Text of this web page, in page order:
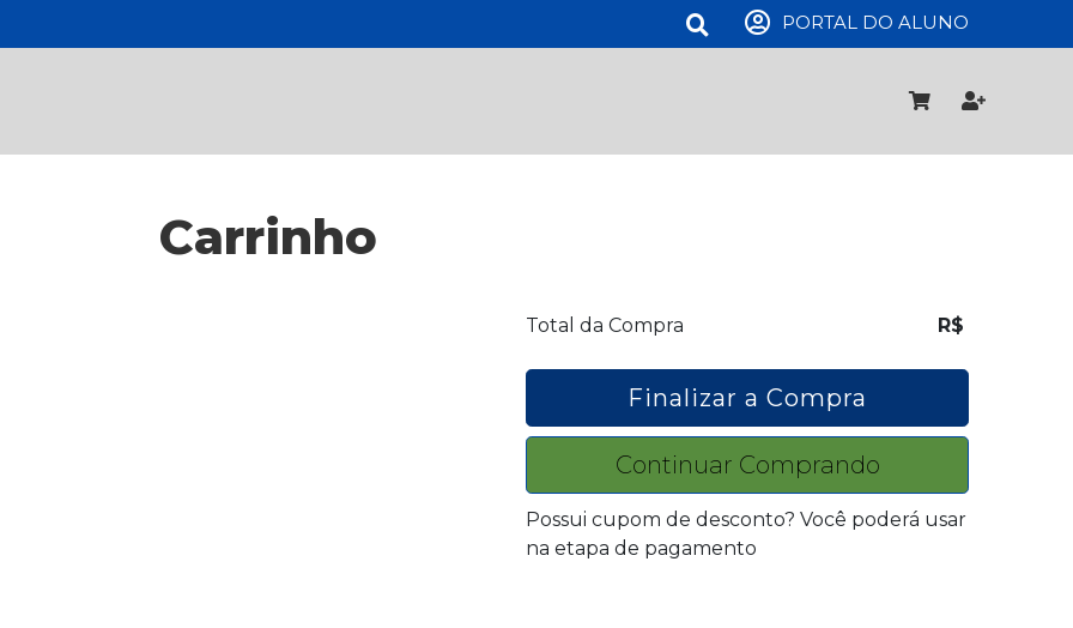
PORTAL DO ALUNO
Carrinho
Total da Compra R$
Finalizar a Compra
Continuar Comprando
Possui cupom de desconto? Você poderá usar
na etapa de pagamento